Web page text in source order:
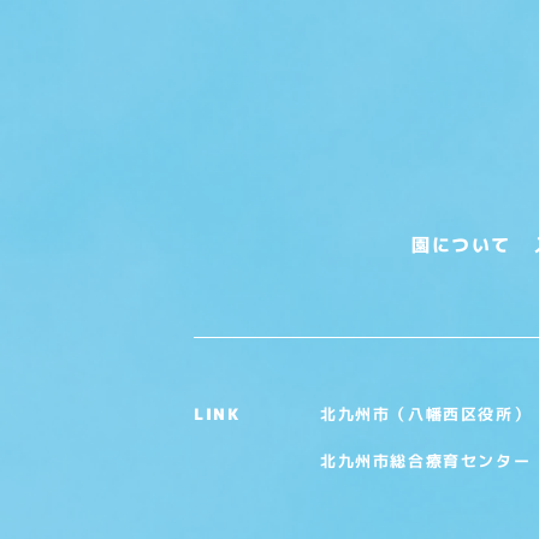
園について
LINK 北九州市（八幡西区役所）
北九州市総合療育センター